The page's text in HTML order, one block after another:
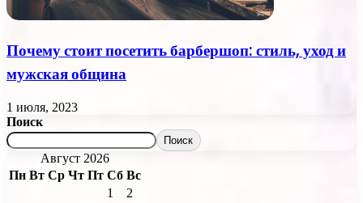
Почему стоит посетить барбершоп: стиль, уход и
мужская община
1 июля, 2023
Поиск
Поиск
Август 2026
Пн Вт Ср Чт Пт Сб Вс
1
2